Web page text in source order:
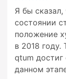
Я бы сказал,
состоянии
положение
в 2018 году.
qtum
данном